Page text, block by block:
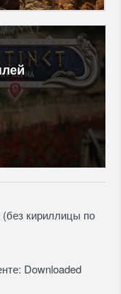
кириллицы по
Downloaded